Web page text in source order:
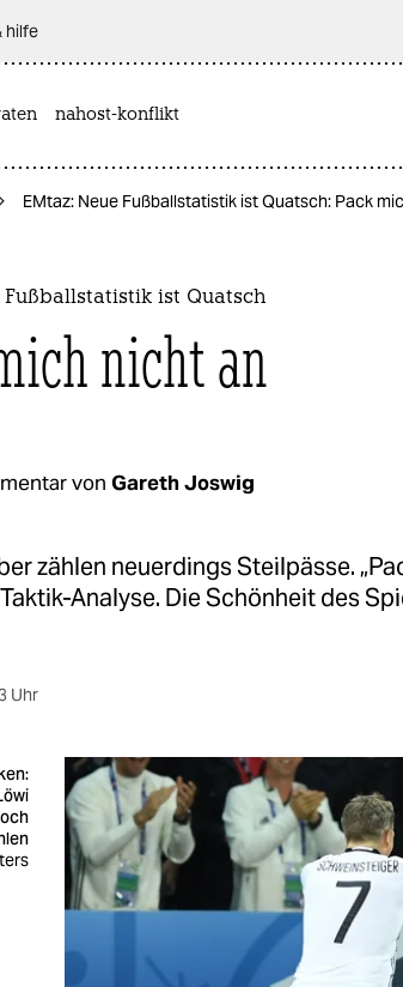
hilfe
nahost-konflikt
EMtaz: Neue Fußballstatistik ist Quatsch: Pack
Fußballstatistik ist Quatsch
nicht an
von Gareth Joswig
zählen neuerdings Steilpässe.
Analyse. Die Schönheit des
Uhr